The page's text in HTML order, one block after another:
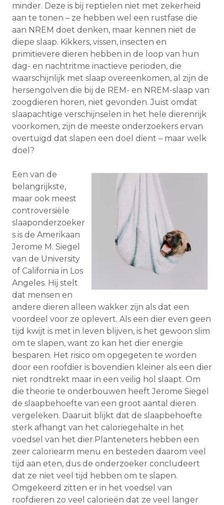
minder. Deze is bij reptielen niet met zekerheid
aan te tonen – ze hebben wel een rustfase die
aan NREM doet denken, maar kennen niet de
diepe slaap. Kikkers, vissen, insecten en
primitievere dieren hebben in de loop van hun
dag- en nachtritme inactieve perioden, die
waarschijnlijk met slaap overeenkomen, al zijn de
hersengolven die bij de REM- en NREM-slaap van
zoogdieren horen, niet gevonden. Juist omdat
slaapachtige verschijnselen in het hele dierenrijk
voorkomen, zijn de meeste onderzoekers ervan
overtuigd dat slapen een doel dient – maar welk
doel?
Een van de
belangrijkste,
maar ook meest
controversiële
slaaponderzoeker
s is de Amerikaan
Jerome M. Siegel
van de University
of California in Los
Angeles. Hij stelt
dat mensen en
andere dieren alleen wakker zijn als dat een
voordeel voor ze oplevert. Als een dier even geen
tijd kwijt is met in leven blijven, is het gewoon slim
om te slapen, want zo kan het dier energie
besparen. Het risico om opgegeten te worden
door een roofdier is bovendien kleiner als een dier
niet rondtrekt maar in een veilig hol slaapt. Om
die theorie te onderbouwen heeft Jerome­ Siegel
de slaapbehoefte van een groot aantal dieren
vergeleken. Daaruit blijkt dat de slaapbehoefte
sterk afhangt van het caloriegehalte in het
voedsel van het dier.Planteneters hebben een
zeer caloriearm menu en besteden daarom veel
tijd aan eten, dus de onderzoeker concludeert
dat ze niet veel tijd hebben om te slapen.
Omgekeerd zitten er in het voedsel van
roofdieren zo veel calorieën dat ze veel langer